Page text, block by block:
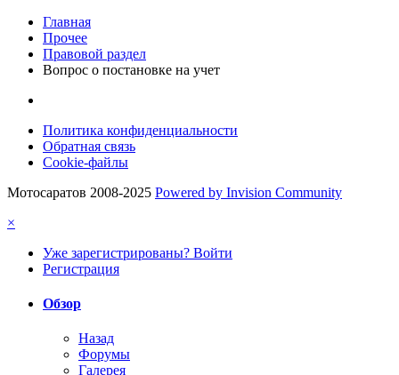
Главная
Прочее
Правовой раздел
Вопрос о постановке на учет
Политика конфиденциальности
Обратная связь
Cookie-файлы
Мотосаратов 2008-2025 Powered by Invision Community
×
Уже зарегистрированы? Войти
Регистрация
Обзор
Назад
Форумы
Галерея